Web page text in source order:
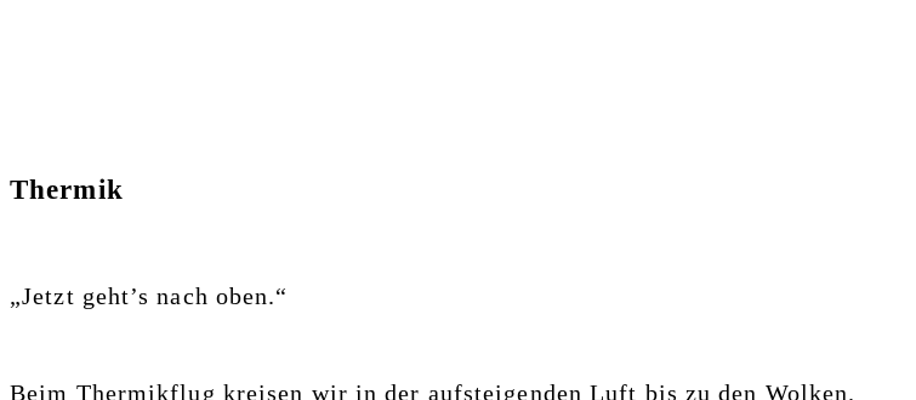
Thermik
„Jetzt geht’s nach oben.“
Beim Thermikflug kreisen wir in der aufsteigenden Luft bis zu den Wolken.